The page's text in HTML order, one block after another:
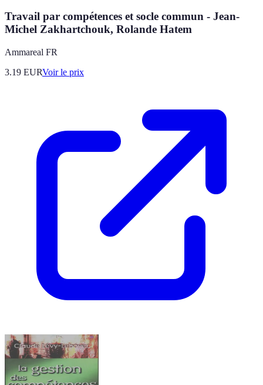
Travail par compétences et socle commun - Jean-
Michel Zakhartchouk, Rolande Hatem
Ammareal FR
3.19 EURVoir le prix